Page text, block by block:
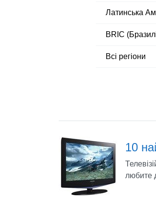
Латинська
BRIC
Всі регіони
10
любите